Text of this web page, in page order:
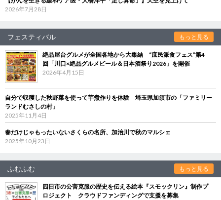
2026年7月28日
フェスティバル もっと見る
絶品屋台グルメが全国各地から大集結 “庶民派食フェス”第4
回「川口×絶品グルメビール＆日本酒祭り2026」を開催
2026年4月15日
自分で収穫した秋野菜を使って芋煮作りを体験 埼玉県加須市の「ファミリー
ランドむさしの村」
2025年11月4日
春だけじゃもったいないさくらの名所、加治川で秋のマルシェ
2025年10月23日
ふむふむ もっと見る
四日市の公害克服の歴史を伝える絵本『スモックリン』制作プ
ロジェクト クラウドファンディングで支援を募集